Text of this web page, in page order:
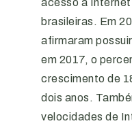
acesso à
brasileiras. Em
afirmaram
em 2017, o
crescimento de
dois anos.
velocidades de